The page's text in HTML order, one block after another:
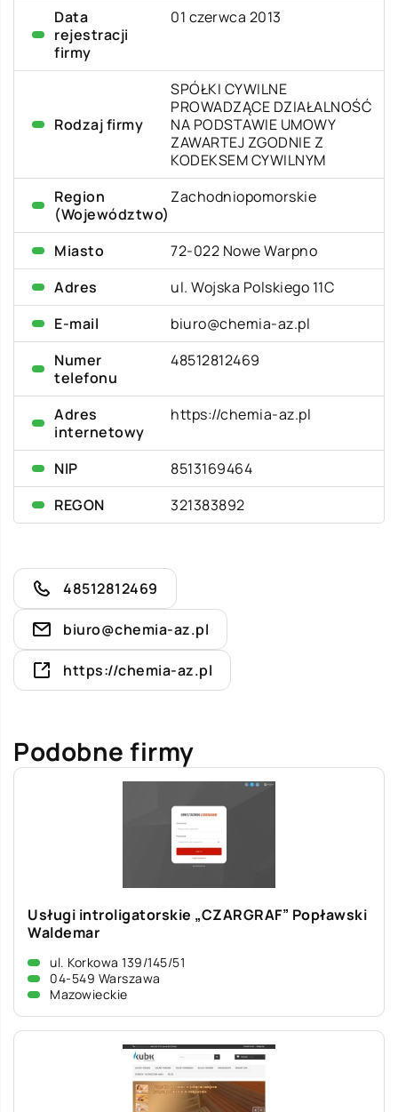
Data
rejestracji
firmy
01 czerwca 2013
Rodzaj firmy
SPÓŁKI CYWILNE
PROWADZĄCE DZIAŁALNOŚĆ
NA PODSTAWIE UMOWY
ZAWARTEJ ZGODNIE Z
KODEKSEM CYWILNYM
Region
(Województwo)
Zachodniopomorskie
Miasto
72-022 Nowe Warpno
Adres
ul. Wojska Polskiego 11C
E-mail
biuro@chemia-az.pl
Numer
telefonu
48512812469
Adres
internetowy
https://chemia-az.pl
NIP
8513169464
REGON
321383892
48512812469
biuro@chemia-az.pl
https://chemia-az.pl
Podobne firmy
Usługi introligatorskie „CZARGRAF” Popławski
Waldemar
ul. Korkowa 139/145/51
04-549 Warszawa
Mazowieckie